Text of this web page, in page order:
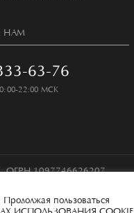
пользоваться
НАМ
63-76
22:00 МСК
ОГРН 1097746626207